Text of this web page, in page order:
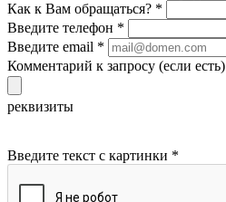
Как к Вам обращаться? *
Введите телефон *
Введите email *
Комментарий к запросу (если есть)
реквизиты
Введите текст с картинки *